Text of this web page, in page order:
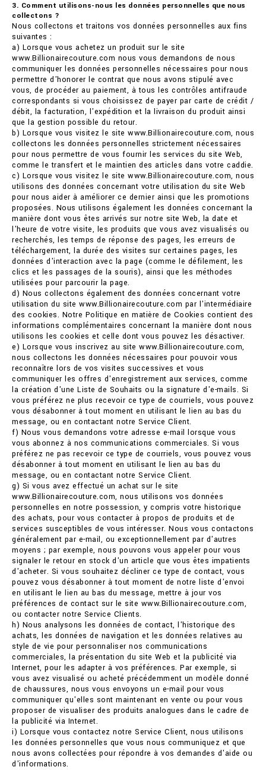
3. Comment utilisons-nous les données personnelles que nous
collectons ?
Nous collectons et traitons vos données personnelles aux fins
suivantes :
a) Lorsque vous achetez un produit sur le site
www.Billionairecouture.com nous vous demandons de nous
communiquer les données personnelles nécessaires pour nous
permettre d'honorer le contrat que nous avons stipulé avec
vous, de procéder au paiement, à tous les contrôles antifraude
correspondants si vous choisissez de payer par carte de crédit /
débit, la facturation, l'expédition et la livraison du produit ainsi
que la gestion possible du retour.
b) Lorsque vous visitez le site www.Billionairecouture.com, nous
collectons les données personnelles strictement nécessaires
pour nous permettre de vous fournir les services du site Web,
comme le transfert et le maintien des articles dans votre caddie.
c) Lorsque vous visitez le site www.Billionairecouture.com, nous
utilisons des données concernant votre utilisation du site Web
pour nous aider à améliorer ce dernier ainsi que les promotions
proposées. Nous utilisons également les données concernant la
manière dont vous êtes arrivés sur notre site Web, la date et
l'heure de votre visite, les produits que vous avez visualisés ou
recherchés, les temps de réponse des pages, les erreurs de
téléchargement, la durée des visites sur certaines pages, les
données d'interaction avec la page (comme le défilement, les
clics et les passages de la souris), ainsi que les méthodes
utilisées pour parcourir la page.
d) Nous collectons également des données concernant votre
utilisation du site www.Billionairecouture.com par l'intermédiaire
des cookies. Notre Politique en matière de Cookies contient des
informations complémentaires concernant la manière dont nous
utilisons les cookies et celle dont vous pouvez les désactiver.
e) Lorsque vous inscrivez au site www.Billionairecouture.com,
nous collectons les données nécessaires pour pouvoir vous
reconnaître lors de vos visites successives et vous
communiquer les offres d'enregistrement aux services, comme
la création d'une Liste de Souhaits ou la signature d'e-mails. Si
vous préférez ne plus recevoir ce type de courriels, vous pouvez
vous désabonner à tout moment en utilisant le lien au bas du
message, ou en contactant notre Service Client.
f) Nous vous demandons votre adresse e-mail lorsque vous
vous abonnez à nos communications commerciales. Si vous
préférez ne pas recevoir ce type de courriels, vous pouvez vous
désabonner à tout moment en utilisant le lien au bas du
message, ou en contactant notre Service Client.
g) Si vous avez effectué un achat sur le site
www.Billionairecouture.com, nous utilisons vos données
personnelles en notre possession, y compris votre historique
des achats, pour vous contacter à propos de produits et de
services susceptibles de vous intéresser. Nous vous contactons
généralement par e-mail, ou exceptionnellement par d'autres
moyens ; par exemple, nous pouvons vous appeler pour vous
signaler le retour en stock d'un article que vous êtes impatients
d'acheter. Si vous souhaitez décliner ce type de contact, vous
pouvez vous désabonner à tout moment de notre liste d'envoi
en utilisant le lien au bas du message, mettre à jour vos
préférences de contact sur le site www.Billionairecouture.com,
ou contacter notre Service Clients.
h) Nous analysons les données de contact, l'historique des
achats, les données de navigation et les données relatives au
style de vie pour personnaliser nos communications
commerciales, la présentation du site Web et la publicité via
Internet, pour les adapter à vos préférences. Par exemple, si
vous avez visualisé ou acheté précédemment un modèle donné
de chaussures, nous vous envoyons un e-mail pour vous
communiquer qu'elles sont maintenant en vente ou pour vous
proposer de visualiser des produits analogues dans le cadre de
la publicité via Internet.
i) Lorsque vous contactez notre Service Client, nous utilisons
les données personnelles que vous nous communiquez et que
nous avons collectées pour répondre à vos demandes d'aide ou
d'informations.